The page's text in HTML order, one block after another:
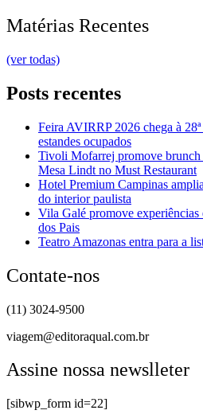
Matérias Recentes
(ver todas)
Posts recentes
Feira AVIRRP 2026 chega à
estandes ocupados
Tivoli Mofarrej promove
Mesa Lindt no Must Restaurant
Hotel Premium Campinas
do interior paulista
Vila Galé promove experiências
dos Pais
Teatro Amazonas entra para a
Contate-nos
(11) 3024-9500
viagem@editoraqual.com.br
Assine nossa newslleter
[sibwp_form id=22]